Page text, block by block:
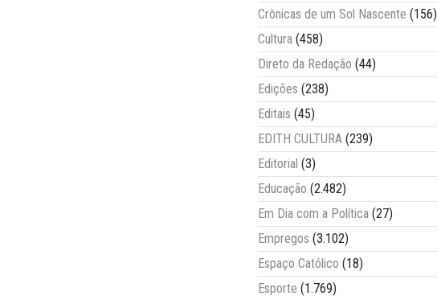
Crônicas de um Sol Nascente (156)
Cultura (458)
Direto da Redação (44)
Edições (238)
Editais (45)
EDITH CULTURA (239)
Editorial (3)
Educação (2.482)
Em Dia com a Política (27)
Empregos (3.102)
Espaço Católico (18)
Esporte (1.769)